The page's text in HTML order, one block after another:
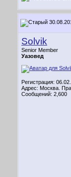
Solvik
Senior Member
Уазовед
Регистрация:
Адрес: Москва.
Сообщений: 2,600